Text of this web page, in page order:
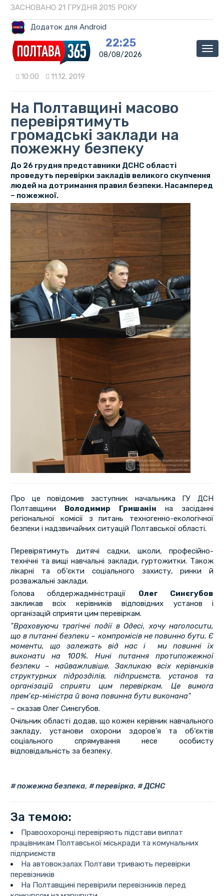
ЗАСНОВАНО 21 ГРУДНЯ 2015 РОКУ
Додаток для Android
22:25
08/08/2026
10:00 11.12. 2019
На Полтавщині масово
перевірятимуть
громадські заклади на
пожежну безпеку
До 26 грудня представники ДСНС області
проведуть перевірки закладів великого скупчення
людей на дотримання правил безпеки. Насамперед
– пожежної.
Про це повідомив заступник начальника ГУ ДСН
Полтавщини Володимир Гришанін на засіданні
регіональної комісії з питань техногенно-екологічної
безпеки і надзвичайних ситуацій Полтавської області.
Перевірятимуть дитячі садки, школи, професійно-
технічні та вищі навчальні заклади, гуртожитки. Також
лікарні та об’єкти соціального захисту, ринки й
розважальні заклади.
Голова облдержадміністрації Олег Синєгубов
закликав всіх керівників відповідних установ і
організацій сприяти цим перевіркам.
"Враховуючи трагічні події в Одесі, хочу наголосити,
що в питанні безпеки – компромісів не повинно бути. Є
моменти, що залежать від нас і ми повинні їх
виконати на 100%. Нині питання протипожежної
безпеки – найважливіше. Закликаю всіх керівників
структурних підрозділів, підприємств, установ та
організацій сприяти цим перевіркам. Це вимога
прем’єр-міністра й вона повинна бути виконана"
– сказав Олег Синєгубов.
Очільник області додав, що кожен керівник навчального
закладу, установи охорони здоров’я та об’єктів
соціального спрямування несе особисту
відповідальність за безпеку.
пожежна безпека, перевірка, ДСНС
За темою:
Правоохоронці перевіряють підстави виплат
працівникам Полтавської міськради та комунальних
підприємств
На автовокзалах Полтави тривають перевірки
перевізників
На Полтавщині перевірили перевізників перед